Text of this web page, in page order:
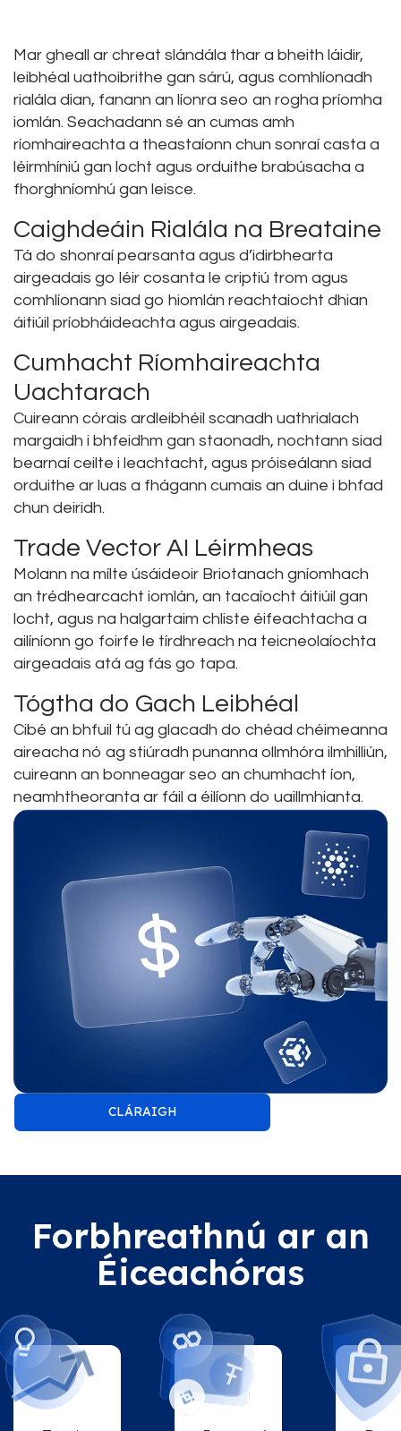
Mar gheall ar chreat slándála thar a bheith láidir,
leibhéal uathoibrithe gan sárú, agus comhlíonadh
rialála dian, fanann an líonra seo an rogha príomha
iomlán. Seachadann sé an cumas amh
ríomhaireachta a theastaíonn chun sonraí casta a
léirmhíniú gan locht agus orduithe brabúsacha a
fhorghníomhú gan leisce.
Caighdeáin Rialála na Breataine
Tá do shonraí pearsanta agus d’idirbhearta
airgeadais go léir cosanta le criptiú trom agus
comhlíonann siad go hiomlán reachtaíocht dhian
áitiúil príobháideachta agus airgeadais.
Cumhacht Ríomhaireachta
Uachtarach
Cuireann córais ardleibhéil scanadh uathrialach
margaidh i bhfeidhm gan staonadh, nochtann siad
bearnaí ceilte i leachtacht, agus próiseálann siad
orduithe ar luas a fhágann cumais an duine i bhfad
chun deiridh.
Trade Vector AI Léirmheas
Molann na mílte úsáideoir Briotanach gníomhach
an trédhearcacht iomlán, an tacaíocht áitiúil gan
locht, agus na halgartaim chliste éifeachtacha a
ailíníonn go foirfe le tírdhreach na teicneolaíochta
airgeadais atá ag fás go tapa.
Tógtha do Gach Leibhéal
Cibé an bhfuil tú ag glacadh do chéad chéimeanna
aireacha nó ag stiúradh punanna ollmhóra ilmhilliún,
cuireann an bonneagar seo an chumhacht íon,
neamhtheoranta ar fáil a éilíonn do uaillmhianta.
CLÁRAIGH
Forbhreathnú ar an
Éiceachóras